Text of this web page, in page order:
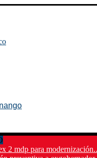
2 mdp para